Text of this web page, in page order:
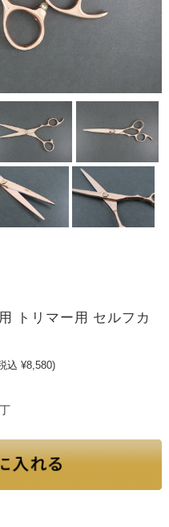
トリマー用 セルフカ
込 ¥8,580)
丁